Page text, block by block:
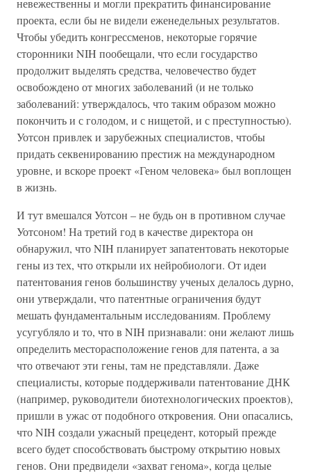
невежественны и могли прекратить финансирование
проекта, если бы не видели еженедельных результатов.
Чтобы убедить конгрессменов, некоторые горячие
сторонники NIH пообещали, что если государство
продолжит выделять средства, человечество будет
освобождено от многих заболеваний (и не только
заболеваний: утверждалось, что таким образом можно
покончить и с голодом, и с нищетой, и с преступностью).
Уотсон привлек и зарубежных специалистов, чтобы
придать секвенированию престиж на международном
уровне, и вскоре проект «Геном человека» был воплощен
в жизнь.
И тут вмешался Уотсон – не будь он в противном случае
Уотсоном! На третий год в качестве директора он
обнаружил, что NIH планирует запатентовать некоторые
гены из тех, что открыли их нейробиологи. От идеи
патентования генов большинству ученых делалось дурно,
они утверждали, что патентные ограничения будут
мешать фундаментальным исследованиям. Проблему
усугубляло и то, что в NIH признавали: они желают лишь
определить месторасположение генов для патента, а за
что отвечают эти гены, там не представляли. Даже
специалисты, которые поддерживали патентование ДНК
(например, руководители биотехнологических проектов),
пришли в ужас от подобного откровения. Они опасались,
что NIH создали ужасный прецедент, который прежде
всего будет способствовать быстрому открытию новых
генов. Они предвидели «захват генома», когда целые